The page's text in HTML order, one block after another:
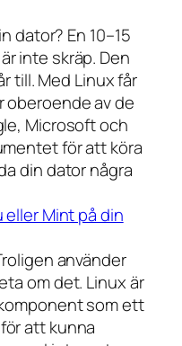
dator? En 10–15
inte skräp. Den
till. Med Linux får
oberoende av de
Microsoft och
för att köra
din dator några
Mint på din
använder
om det. Linux är
som ett
att kunna